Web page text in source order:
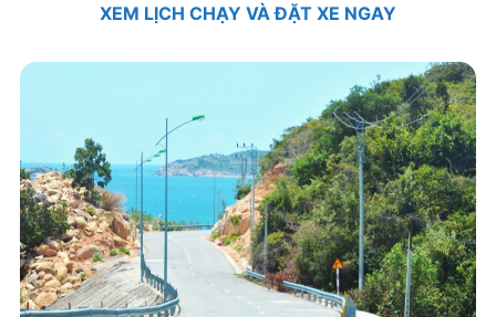
XEM LỊCH CHẠY VÀ ĐẶT XE NGAY